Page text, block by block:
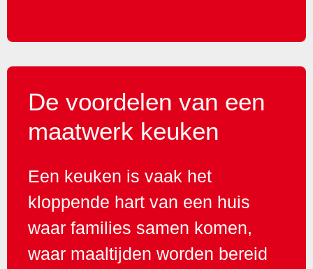
De voordelen van een
maatwerk keuken
Een keuken is vaak het
kloppende hart van een huis
waar families samen komen,
waar maaltijden worden bereid